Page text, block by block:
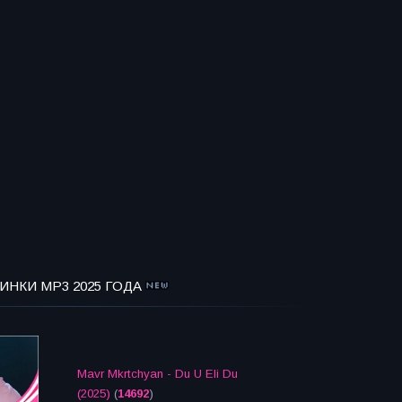
MP3 2025 ГОДА
Mavr Mkrtchyan - Du U Eli Du
(2025) (14692)